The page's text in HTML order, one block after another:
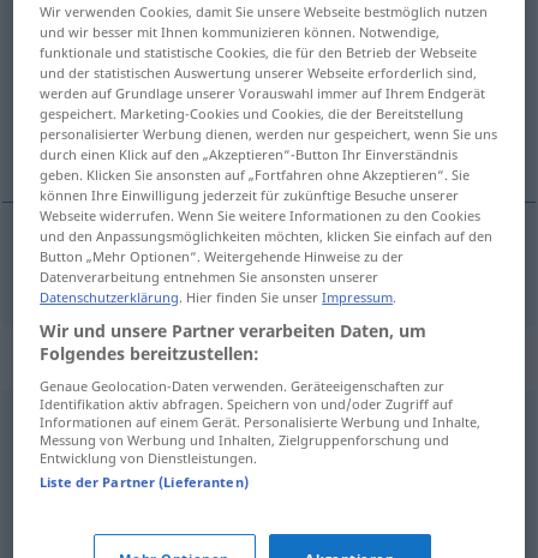
Kategorief <Kategorie;-n>
Übersicht aller Übersetzungen
(Für mehr Details die Übersetzung anklicken/antippen)
kategori
kategori Kategorie
Synonyme für "Kategorie"
Schablone,Syndrom,Schublade,Raster,Muster
Wir verwenden Cookies, damit Sie unsere Webseite bestmöglich nutzen
und wir besser mit Ihnen kommunizieren können. Notwendige,
funktionale und statistische Cookies, die für den Betrieb der Webseite
und der statistischen Auswertung unserer Webseite erforderlich sind,
werden auf Grundlage unserer Vorauswahl immer auf Ihrem Endgerät
gespeichert. Marketing-Cookies und Cookies, die der Bereitstellung
personalisierter Werbung dienen, werden nur gespeichert, wenn Sie uns
durch einen Klick auf den „Akzeptieren“-Button Ihr Einverständnis
geben. Klicken Sie ansonsten auf „Fortfahren ohne Akzeptieren“. Sie
können Ihre Einwilligung jederzeit für zukünftige Besuche unserer
Webseite widerrufen. Wenn Sie weitere Informationen zu den Cookies
und den Anpassungsmöglichkeiten möchten, klicken Sie einfach auf den
Button „Mehr Optionen“. Weitergehende Hinweise zu der
Datenverarbeitung entnehmen Sie ansonsten unserer
Datenschutzerklärung. Hier finden Sie unserImpressum.
Wir und unsere Partner verarbeiten Daten, um
Folgendes bereitzustellen:
Genaue Geolocation-Daten verwenden. Geräteeigenschaften zur
Identifikation aktiv abfragen. Speichern von und/oder Zugriff auf
Informationen auf einem Gerät. Personalisierte Werbung und Inhalte,
Messung von Werbung und Inhalten, Zielgruppenforschung und
Entwicklung von Dienstleistungen.
Liste der Partner (Lieferanten)